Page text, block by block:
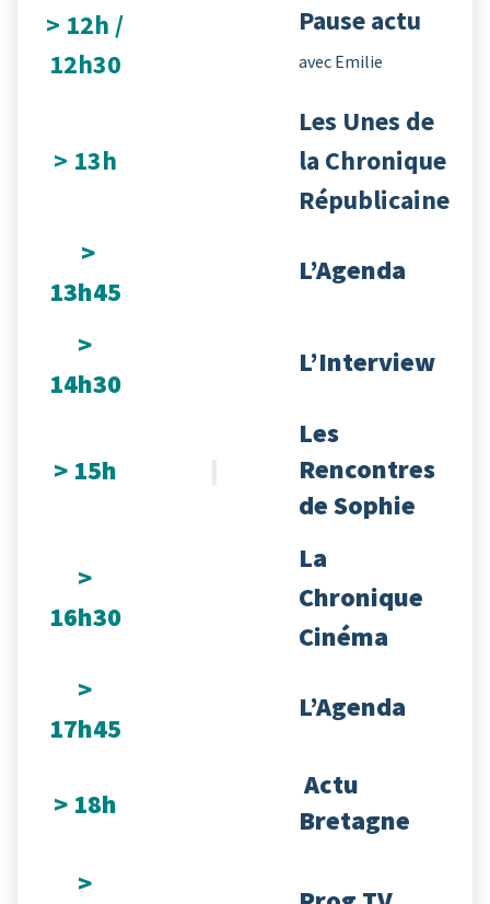
> 12h /
12h30
Pause actu
avec Emilie
> 13h
Les Unes de
la Chronique
Républicaine
>
13h45
L’Agenda
>
14h30
L’Interview
> 15h
Les
Rencontres
de Sophie
>
16h30
La
Chronique
Cinéma
>
17h45
L’Agenda
> 18h
Actu
Bretagne
>